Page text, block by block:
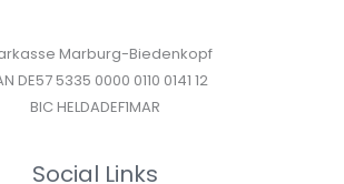
Marburg-Biedenkopf
DE57 5335 0000 0110 0141 12
BIC HELDADEF1MAR
Social Links